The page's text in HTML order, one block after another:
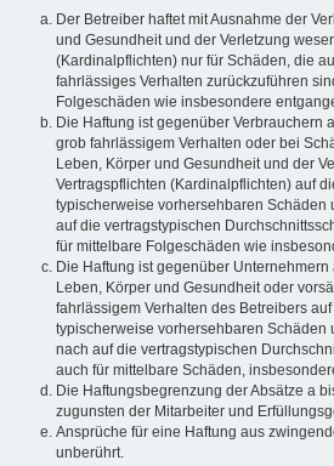
Der Betreiber haftet mit Ausnahme der
und Gesundheit und der Verletzung
(Kardinalpflichten) nur für Schäden, die
fahrlässiges Verhalten zurückzuführen
Folgeschäden wie insbesondere
Die Haftung ist gegenüber Verbrauchern
grob fahrlässigem Verhalten oder bei
Leben, Körper und Gesundheit und der
Vertragspflichten (Kardinalpflichten) auf
typischerweise vorhersehbaren Schäden
auf die vertragstypischen
für mittelbare Folgeschäden wie
Die Haftung ist gegenüber
Leben, Körper und Gesundheit oder
fahrlässigem Verhalten des Betreibers
typischerweise vorhersehbaren Schäden
nach auf die vertragstypischen
auch für mittelbare Schäden,
Die Haftungsbegrenzung der Absätze a
zugunsten der Mitarbeiter und
Ansprüche für eine Haftung aus
unberührt.